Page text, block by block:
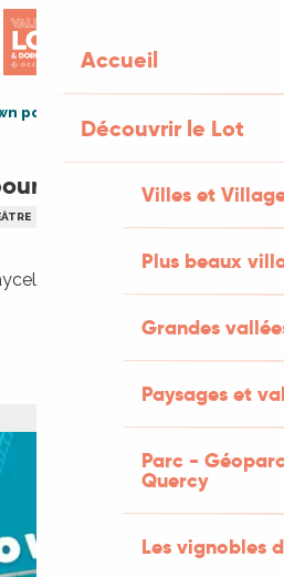
Accueil
Découvrir le Lot
Villes et
Plus beaux
Grandes
Paysages et
Parc -
Quercy
Les vignobles
pour adultes à Faycelles
adultes à Faycelles